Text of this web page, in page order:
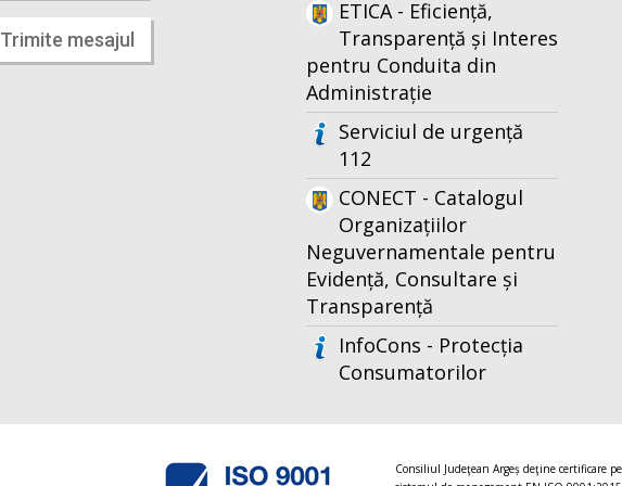
Trimite mesajul
ETICA - Eficiență,
Transparență și Interes
pentru Conduita din
Administrație
Serviciul de urgență
112
CONECT - Catalogul
Organizațiilor
Neguvernamentale pentru
Evidență, Consultare și
Transparență
InfoCons - Protecția
Consumatorilor
Consiliul Judeţean Argeș deţine certificare